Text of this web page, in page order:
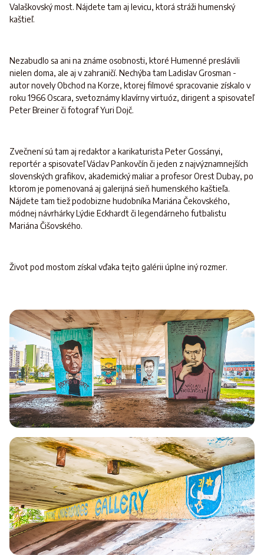
Valaškovský most. Nájdete tam aj levicu, ktorá stráži humenský
kaštieľ.
Nezabudlo sa ani na známe osobnosti, ktoré Humenné preslávili
nielen doma, ale aj v zahraničí. Nechýba tam Ladislav Grosman -
autor novely Obchod na Korze, ktorej filmové spracovanie získalo v
roku 1966 Oscara, svetoznámy klavírny virtuóz, dirigent a spisovateľ
Peter Breiner či fotograf Yuri Dojč.
Zvečnení sú tam aj redaktor a karikaturista Peter Gossányi,
reportér a spisovateľ Václav Pankovčín či jeden z najvýznamnejších
slovenských grafikov, akademický maliar a profesor Orest Dubay, po
ktorom je pomenovaná aj galerijná sieň humenského kaštieľa.
Nájdete tam tiež podobizne hudobníka Mariána Čekovského,
módnej návrhárky Lýdie Eckhardt či legendárneho futbalistu
Mariána Čišovského.
Život pod mostom získal vďaka tejto galérii úplne iný rozmer.